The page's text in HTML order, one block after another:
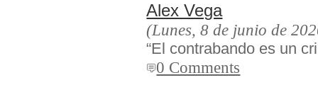
Alex Vega
(Lunes, 8 de junio de
“El contrabando es un
0 Comments